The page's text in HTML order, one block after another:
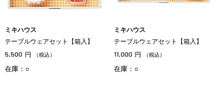
ミキハウス
テーブルウェアセット【箱入】
5,500 円 （税込）
在庫：○
ミキハウス
テーブルウェアセット【箱入】
11,000 円 （税込）
在庫：○